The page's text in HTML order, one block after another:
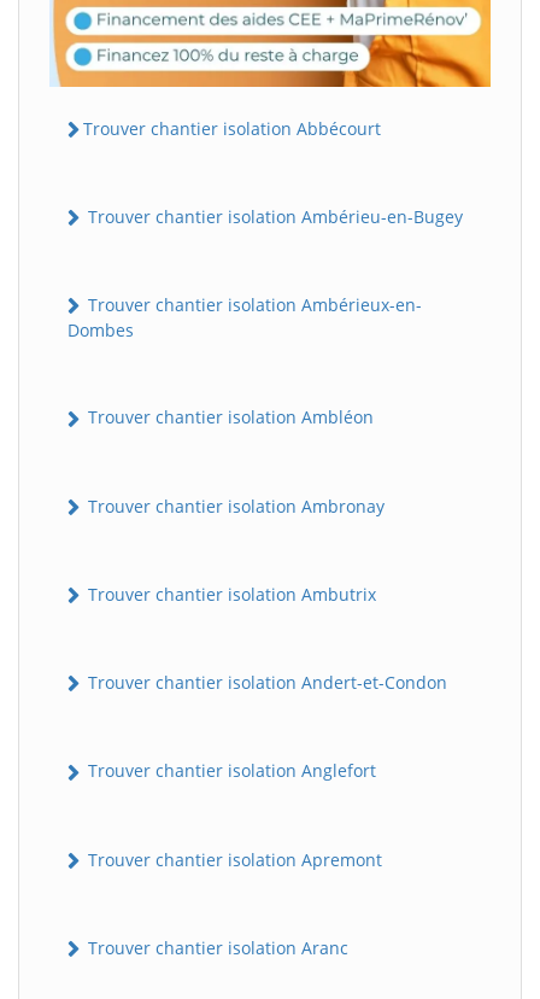
Trouver chantier isolation Abbécourt
Trouver chantier isolation Ambérieu-en-Bugey
Trouver chantier isolation Ambérieux-en-
Dombes
Trouver chantier isolation Ambléon
Trouver chantier isolation Ambronay
Trouver chantier isolation Ambutrix
Trouver chantier isolation Andert-et-Condon
Trouver chantier isolation Anglefort
Trouver chantier isolation Apremont
Trouver chantier isolation Aranc